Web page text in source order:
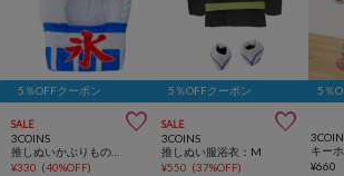
5％OFFクーポン
SALE 
3COINS
¥330 (40%OFF)
5％OFFクーポン
SALE 
3COINS
推しぬい服浴衣：M
¥550 (37%OFF)
5％
¥660